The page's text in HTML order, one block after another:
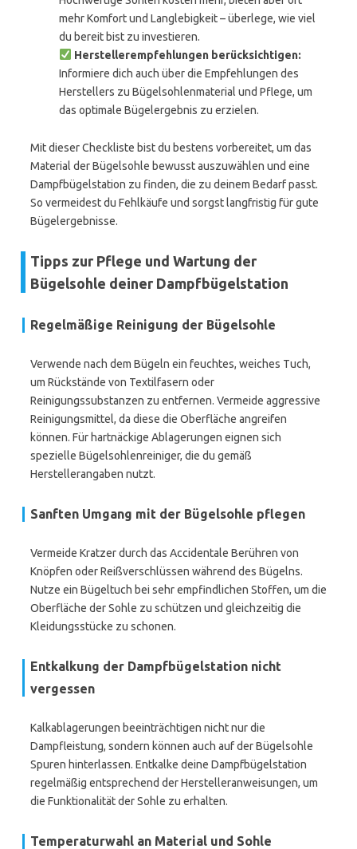
mehr Komfort und Langlebigkeit – überlege, wie viel
du bereit bist zu investieren.
Herstellerempfehlungen berücksichtigen:
Informiere dich auch über die Empfehlungen des
Herstellers zu Bügelsohlenmaterial und Pflege, um
das optimale Bügelergebnis zu erzielen.
Mit dieser Checkliste bist du bestens vorbereitet, um das
Material der Bügelsohle bewusst auszuwählen und eine
Dampfbügelstation zu finden, die zu deinem Bedarf passt.
So vermeidest du Fehlkäufe und sorgst langfristig für gute
Bügelergebnisse.
Tipps zur Pflege und Wartung der
Bügelsohle deiner Dampfbügelstation
Regelmäßige Reinigung der Bügelsohle
Verwende nach dem Bügeln ein feuchtes, weiches Tuch,
um Rückstände von Textilfasern oder
Reinigungssubstanzen zu entfernen. Vermeide aggressive
Reinigungsmittel, da diese die Oberfläche angreifen
können. Für hartnäckige Ablagerungen eignen sich
spezielle Bügelsohlenreiniger, die du gemäß
Herstellerangaben nutzt.
Sanften Umgang mit der Bügelsohle pflegen
Vermeide Kratzer durch das Accidentale Berühren von
Knöpfen oder Reißverschlüssen während des Bügelns.
Nutze ein Bügeltuch bei sehr empfindlichen Stoffen, um die
Oberfläche der Sohle zu schützen und gleichzeitig die
Kleidungsstücke zu schonen.
Entkalkung der Dampfbügelstation nicht
vergessen
Kalkablagerungen beeinträchtigen nicht nur die
Dampfleistung, sondern können auch auf der Bügelsohle
Spuren hinterlassen. Entkalke deine Dampfbügelstation
regelmäßig entsprechend der Herstelleranweisungen, um
die Funktionalität der Sohle zu erhalten.
Temperaturwahl an Material und Sohle